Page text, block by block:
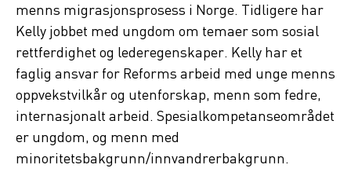
menns migrasjonsprosess i Norge. Tidligere har
Kelly jobbet med ungdom om temaer som sosial
rettferdighet og lederegenskaper. Kelly har et
faglig ansvar for Reforms arbeid med unge menns
oppvekstvilkår og utenforskap, menn som fedre,
internasjonalt arbeid. Spesialkompetanseområdet
er ungdom, og menn med
minoritetsbakgrunn/innvandrerbakgrunn.